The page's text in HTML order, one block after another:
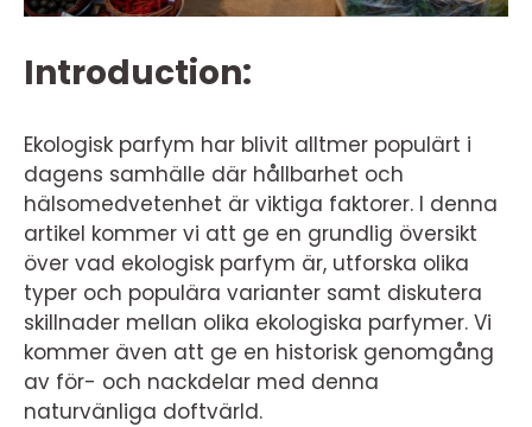
Introduction:
Ekologisk parfym har blivit alltmer populärt i
dagens samhälle där hållbarhet och
hälsomedvetenhet är viktiga faktorer. I denna
artikel kommer vi att ge en grundlig översikt
över vad ekologisk parfym är, utforska olika
typer och populära varianter samt diskutera
skillnader mellan olika ekologiska parfymer. Vi
kommer även att ge en historisk genomgång
av för- och nackdelar med denna
naturvänliga doftvärld.